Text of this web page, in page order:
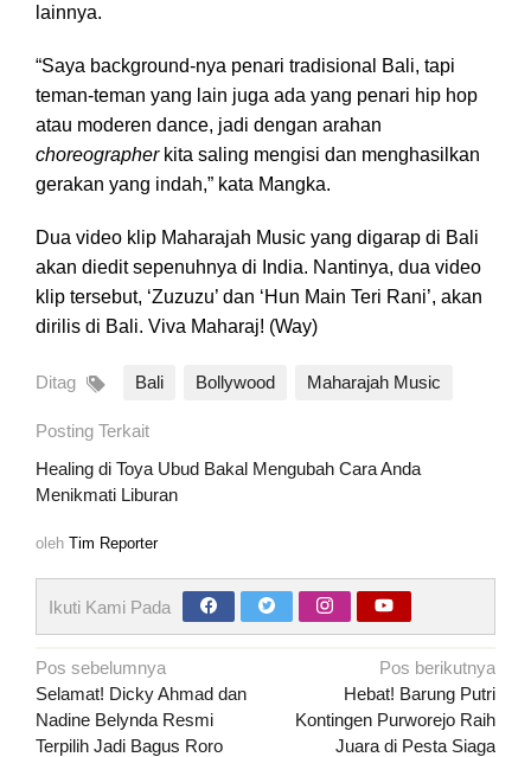
lainnya.
“Saya background-nya penari tradisional Bali, tapi
teman-teman yang lain juga ada yang penari hip hop
atau moderen dance, jadi dengan arahan
choreographerkita saling mengisi dan menghasilkan
gerakan yang indah,” kata Mangka.
Dua video klip Maharajah Music yang digarap di Bali
akan diedit sepenuhnya di India. Nantinya, dua video
klip tersebut, ‘Zuzuzu’ dan ‘Hun Main Teri Rani’, akan
dirilis di Bali. Viva Maharaj! (Way)
Ditag Bali Bollywood Maharajah Music
Posting Terkait
Healing di Toya Ubud Bakal Mengubah Cara Anda
Menikmati Liburan
oleh Tim Reporter
Ikuti Kami Pada
Navigasi
pos
Pos sebelumnya
Selamat! Dicky Ahmad dan
Nadine Belynda Resmi
Terpilih Jadi Bagus Roro
Pos berikutnya
Hebat! Barung Putri
Kontingen Purworejo Raih
Juara di Pesta Siaga